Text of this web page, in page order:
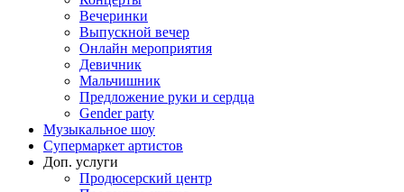
Вечеринки
Выпускной вечер
Онлайн мероприятия
Девичник
Мальчишник
Предложение руки и сердца
Gender party
Музыкальное шоу
Супермаркет артистов
Доп. услуги
Продюсерский центр